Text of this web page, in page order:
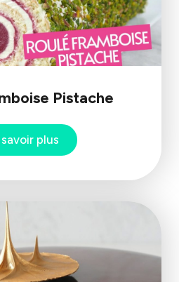
Pistache
savoir plus